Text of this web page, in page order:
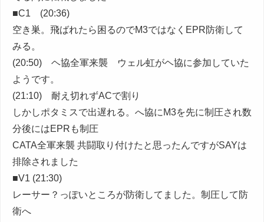
■C1 (20:36)
空き巣。飛ばれたら困るのでM3ではなくEPR防衛して
みる。
(20:50) ヘ協全軍来襲 ウェル虹がヘ協に参加していた
ようです。
(21:10) 耐え切れずACで割り
しかしポタミスで出遅れる。へ協にM3を先に制圧され数
分後にはEPRも制圧
CATA全軍来襲 共闘取り付けたと思ったんですがSAYは
排除されました
■V1 (21:30)
レーサー？っぽいところが防衛してました。制圧して防
衛へ